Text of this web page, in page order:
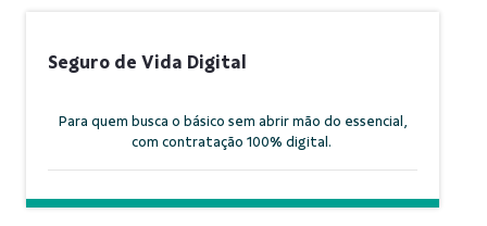
Seguro de Vida Digital
Para quem busca o básico sem abrir mão do essencial,
com contratação 100% digital.